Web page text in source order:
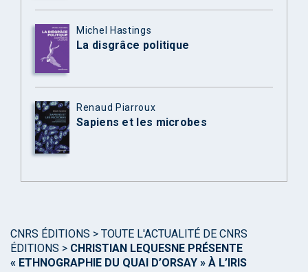
Michel Hastings
La disgrâce politique
Renaud Piarroux
Sapiens et les microbes
CNRS ÉDITIONS > TOUTE L'ACTUALITÉ DE CNRS
ÉDITIONS > CHRISTIAN LEQUESNE PRÉSENTE
« ETHNOGRAPHIE DU QUAI D’ORSAY » À L’IRIS